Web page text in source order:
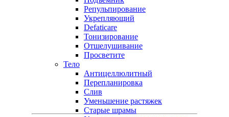
Репульпирование
Укрепляющий
Defaticare
Тонизирование
Отшелушивание
Просветите
Тело
Антицеллюлитный
Перепланировка
Слив
Уменьшение растяжек
Старые шрамы